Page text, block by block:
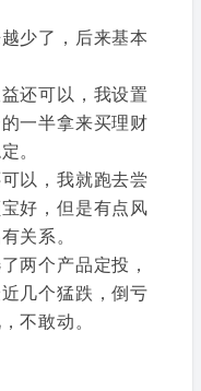
少了，后来基本
还可以，我设置
一半拿来买理财
。
以，我就跑去尝
好，但是有点风
关系。
两个产品定投，
几个猛跌，倒亏
不敢动。